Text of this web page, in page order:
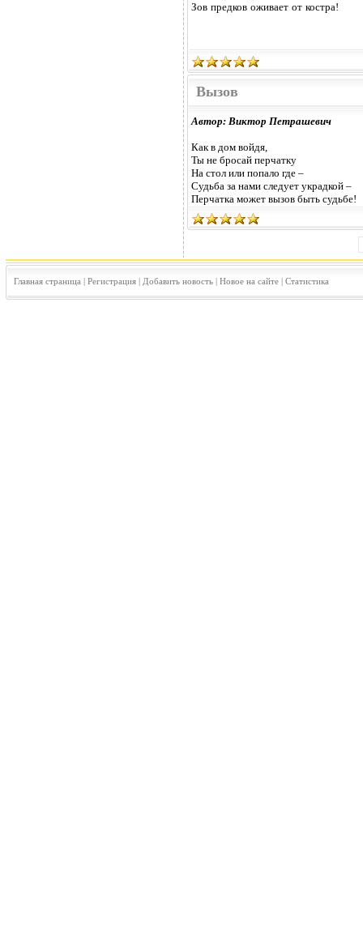
Зов предков оживает от костра!
Вызов
Автор: Виктор Петрашевич
Как в дом войдя,
Ты не бросай перчатку
На стол или попало где –
Судьба за нами следует украдкой –
Перчатка может вызов быть судьбе!
Главная страница | Регистрация| Добавить новость| Новое на сайте| Статистика